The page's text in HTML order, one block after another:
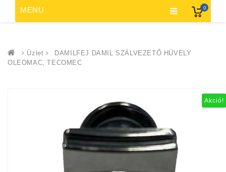
0
MENU
Üzlet
DAMILFEJ DAMIL SZÁLVEZETŐ HÜVELY
OLEOMAC, TECOMEC
Akció!